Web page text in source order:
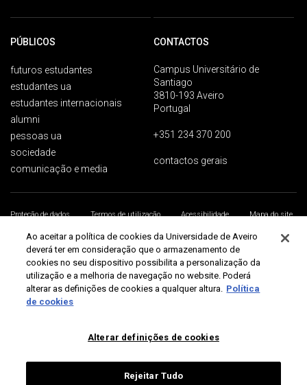
PÚBLICOS
futuros estudantes
estudantes ua
estudantes internacionais
alumni
pessoas ua
sociedade
comunicação e media
CONTACTOS
Campus Universitário de
Santiago
3810-193 Aveiro
Portugal
+351 234 370 200
contactos gerais
Proteção de dados Termos de utilização Acessibilidade
Mapa do site
Universidade de Aveiro 2026
Ao aceitar a política de cookies da Universidade de Aveiro
deverá ter em consideração que o armazenamento de
cookies no seu dispositivo possibilita a personalização da
utilização e a melhoria de navegação no website. Poderá
alterar as definições de cookies a qualquer altura. Política
de cookies
Alterar definições de cookies
Rejeitar Tudo